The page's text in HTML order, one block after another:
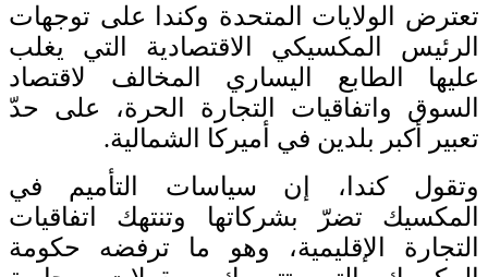
تعترض الولايات المتحدة وكندا على توجهات
الرئيس المكسيكي الاقتصادية التي يغلب
عليها الطابع اليساري المخالف لاقتصاد
السوق واتفاقيات التجارة الحرة، على حدّ
تعبير أكبر بلدين في أميركا الشمالية.
وتقول كندا، إن سياسات التأميم في
المكسيك تضرّ بشركاتها وتنتهك اتفاقيات
التجارة الإقليمية، وهو ما ترفضه حكومة